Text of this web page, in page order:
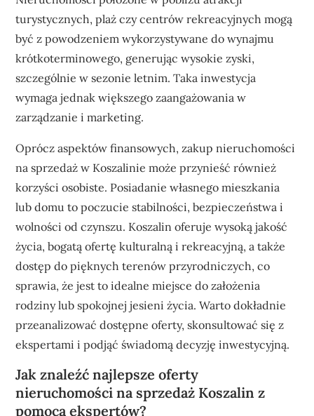
turystycznych, plaż czy centrów rekreacyjnych mogą
być z powodzeniem wykorzystywane do wynajmu
krótkoterminowego, generując wysokie zyski,
szczególnie w sezonie letnim. Taka inwestycja
wymaga jednak większego zaangażowania w
zarządzanie i marketing.
Oprócz aspektów finansowych, zakup nieruchomości
na sprzedaż w Koszalinie może przynieść również
korzyści osobiste. Posiadanie własnego mieszkania
lub domu to poczucie stabilności, bezpieczeństwa i
wolności od czynszu. Koszalin oferuje wysoką jakość
życia, bogatą ofertę kulturalną i rekreacyjną, a także
dostęp do pięknych terenów przyrodniczych, co
sprawia, że jest to idealne miejsce do założenia
rodziny lub spokojnej jesieni życia. Warto dokładnie
przeanalizować dostępne oferty, skonsultować się z
ekspertami i podjąć świadomą decyzję inwestycyjną.
Jak znaleźć najlepsze oferty
nieruchomości na sprzedaż Koszalin z
pomocą ekspertów?